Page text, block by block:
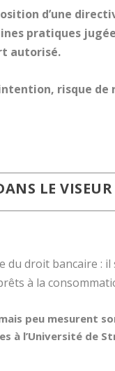
d’une
pratiques
autorisé.
risque de
LE VISEUR
du droit bancaire : il
à la
peu mesurent
à l’Université de